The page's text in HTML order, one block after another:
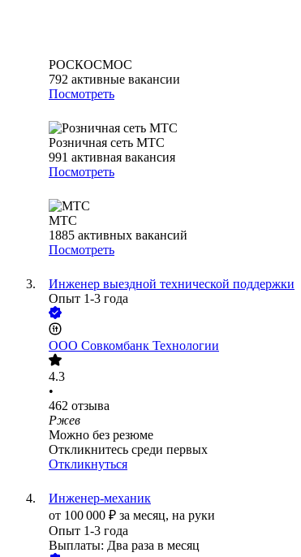
РОСКОСМОС
792 активные вакансии
Посмотреть
Розничная сеть МТС
991 активная вакансия
Посмотреть
МТС
1885 активных вакансий
Посмотреть
Инженер выездной технической поддержки
Опыт 1-3 года
ООО Совкомбанк Технологии
4.3
•
462 отзыва
Ржев
Можно без резюме
Откликнитесь среди первых
Откликнуться
Инженер-механик
от 100 000 ₽ за месяц, на руки
Опыт 1-3 года
Выплаты: Два раза в месяц